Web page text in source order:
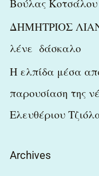
Βούλας Κοτσάλου
ΔΗΜΗΤΡΙΟΣ
λένε δάσκαλο
Η ελπίδα μέσα
παρουσίαση της
Ελευθέριου
Archives